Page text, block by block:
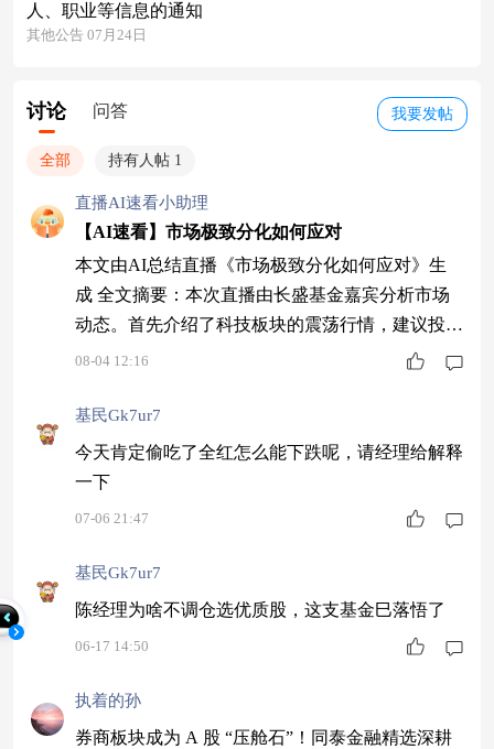
人、职业等信息的通知
其他公告 07月24日
我要发帖
讨论 问答
全部 持有人帖 1
直播AI速看小助理
【AI速看】市场极致分化如何应对
本文由AI总结直播《市场极致分化如何应对》生
成 全文摘要：本次直播由长盛基金嘉宾分析市场
动态。首先介绍了科技板块的震荡行情，建议投资
者不必恐慌，关注优质标的。然后指出市场进入分
应用板块活跃但行情分化。接着强调投资需结合中
长期视角，避免频繁切换风格，关注自由现金流而
非单纯增长。最后分析AI科技板块的两种走势，
08-04 12:16
基民Gk7ur7
今天肯定偷吃了全红怎么能下跌呢，请经理给解释
一下
07-06 21:47
基民Gk7ur7
陈经理为啥不调仓选优质股，这支基金巳落悟了
06-17 14:50
执着的孙
券商板块成为 A 股 “压舱石”！同泰金融精选深耕